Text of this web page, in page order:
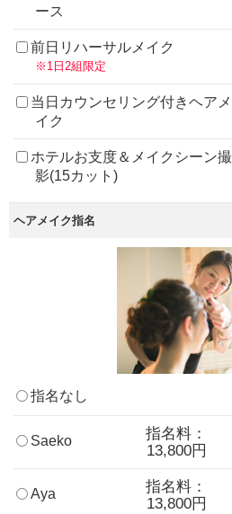
ース
前日リハーサルメイク
※1日2組限定
当日カウンセリング付きヘアメ
イク
ホテルお支度＆メイクシーン撮
影(15カット)
ヘアメイク指名
指名なし
Saeko
指名料：
13,800円
Aya
指名料：
13,800円